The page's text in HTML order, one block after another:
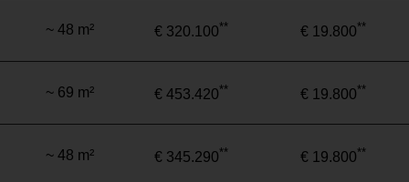
~ 48 m² € 320.100** € 19.800**
~ 69 m² € 453.420** € 19.800**
~ 48 m² € 345.290** € 19.800**